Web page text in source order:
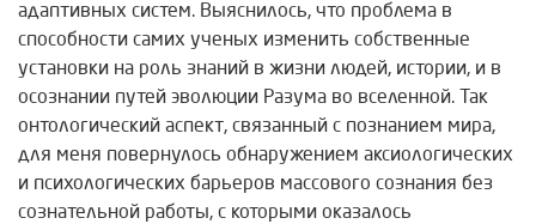
адаптивных систем. Выяснилось, что проблема в
способности самих ученых изменить собственные
установки на роль знаний в жизни людей, истории, и в
осознании путей эволюции Разума во вселенной. Так
онтологический аспект, связанный с познанием мира,
для меня повернулось обнаружением аксиологических
и психологических барьеров массового сознания без
сознательной работы, с которыми оказалось